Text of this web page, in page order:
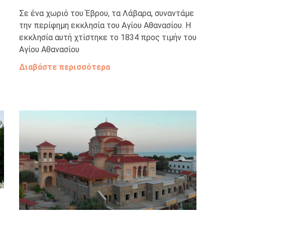
Σε ένα χωριό του Έβρου, τα Λάβαρα, συναντάμε
την περίφημη εκκλησία του Αγίου Αθανασίου. Η
εκκλησία αυτή χτίστηκε το 1834 προς τιμήν του
Αγίου Αθανασίου
Διαβάστε περισσότερα